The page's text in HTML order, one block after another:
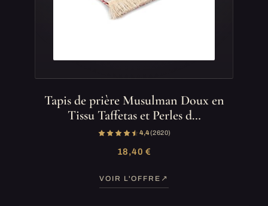
Tapis de prière Musulman Doux en
Tissu Taffetas et Perles d…
4,4(2 620)
18,40 €
VOIR L'OFFRE